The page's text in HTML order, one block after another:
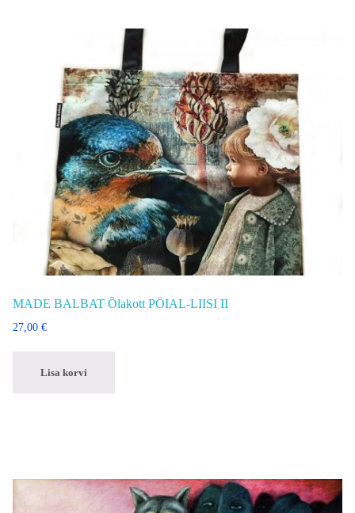
MADE BALBAT Õlakott PÖIAL-LIISI II
27,00 €
Lisa korvi